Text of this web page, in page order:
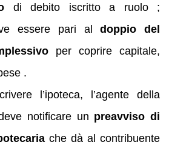
di debito iscritto a ruolo ;
essere pari aldoppio del
per coprire capitale,
.
l’ipoteca, l’agente della
notificare un preavviso di
che dà al contribuente